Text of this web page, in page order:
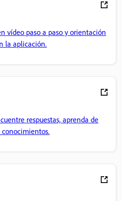
vídeo paso a paso y orientación
la aplicación.
respuestas, aprenda de